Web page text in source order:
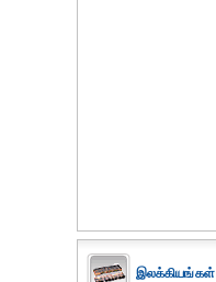
இலக்கியங்கள்